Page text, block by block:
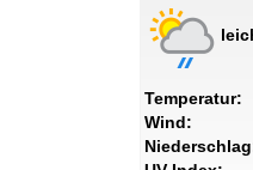
Temperatur:
Wind: